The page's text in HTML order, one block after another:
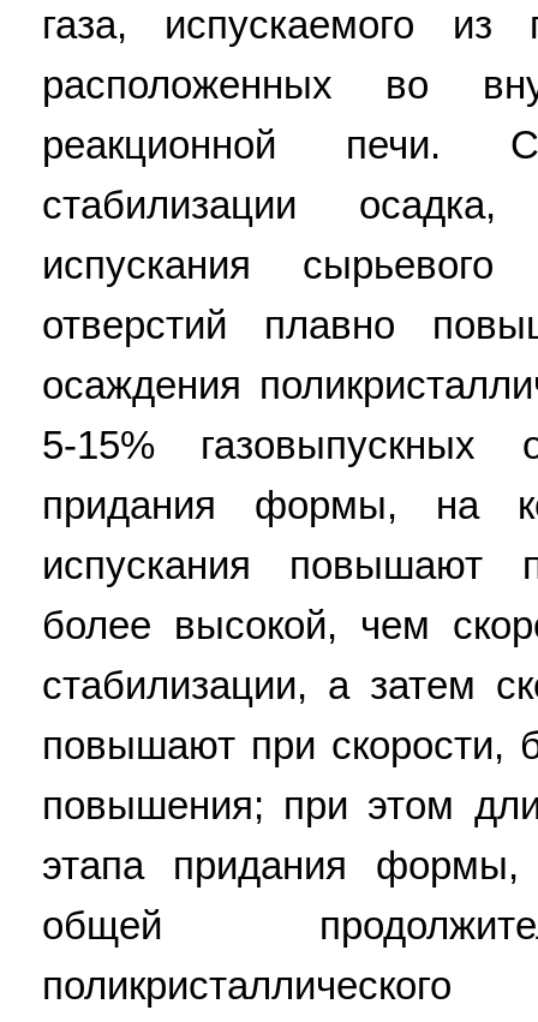
газа, испускаемого из
расположенных во
реакционной печи.
стабилизации
испускания
отверстий плавно
осаждения
5-15% газовыпускных
придания формы, на
испускания повышают
более высокой, чем
стабилизации, а затем
повышают при скорости,
повышения; при этом
этапа придания формы,
общей